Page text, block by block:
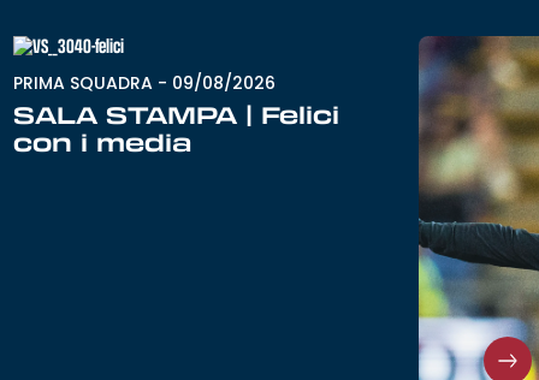
PRIMA SQUADRA - 09/08/2026
SALA STAMPA | Felici
con i media